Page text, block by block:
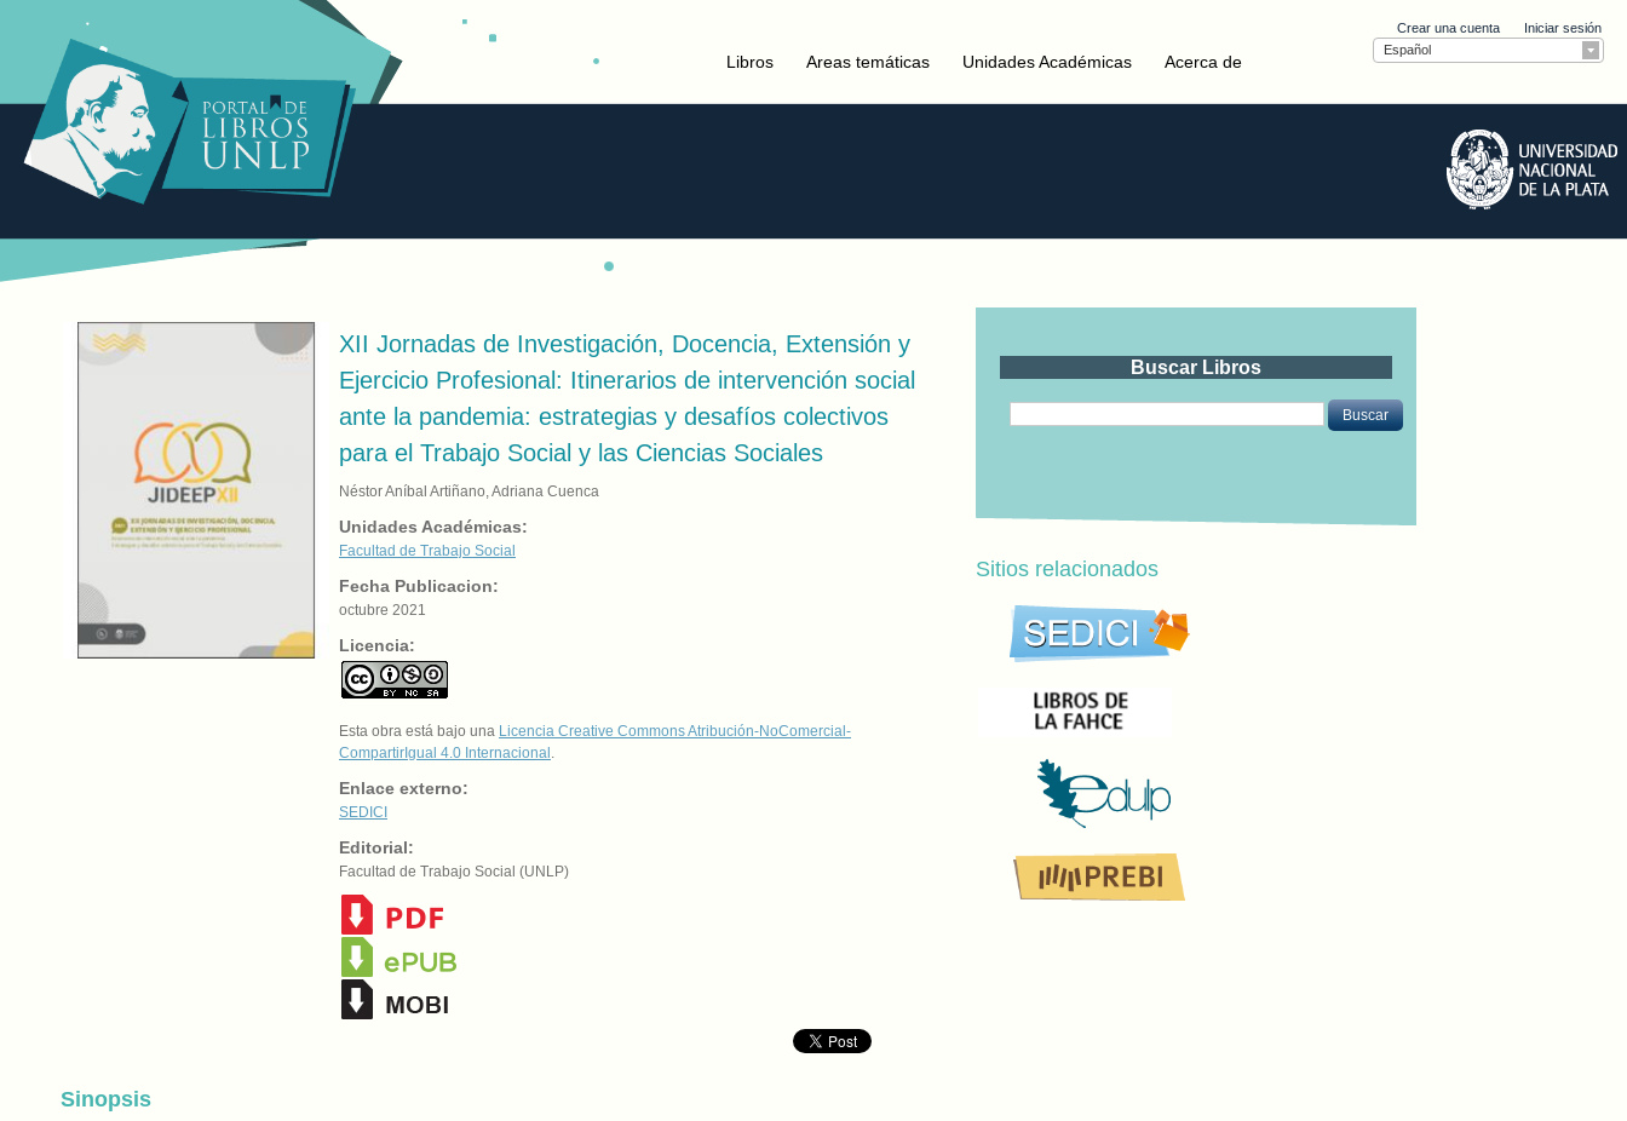
Crear una cuenta
Iniciar sesión
Español
Libros Areas temáticas Unidades Académicas Acerca de
XII Jornadas de Investigación, Docencia, Extensión y
Ejercicio Profesional: Itinerarios de intervención social
ante la pandemia: estrategias y desafíos colectivos
para el Trabajo Social y las Ciencias Sociales
Néstor Aníbal Artiñano, Adriana Cuenca
Unidades Académicas:
Facultad de Trabajo Social
Fecha Publicacion:
octubre 2021
Licencia:
Esta obra está bajo una Licencia Creative Commons Atribución-NoComercial-
CompartirIgual 4.0 Internacional .
Enlace externo:
SEDICI
Editorial:
Facultad de Trabajo Social (UNLP)
Sinopsis
Buscar Libros
Buscar
Sitios relacionados